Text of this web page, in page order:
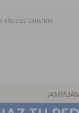
3 AÑOS DE GARANTÍA